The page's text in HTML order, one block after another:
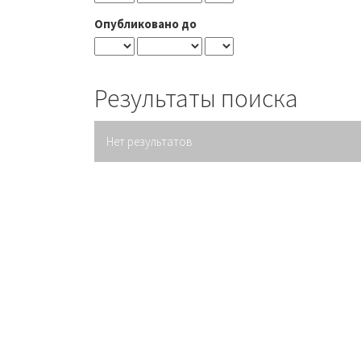
Опубликовано до
Результаты поиска
Нет результатов